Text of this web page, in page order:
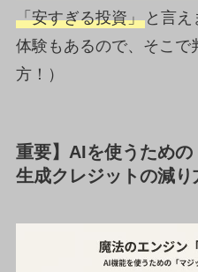
「安すぎる投資」と言
体験もあるので、そこで
方！）
重要】AIを使うため
生成クレジットの減